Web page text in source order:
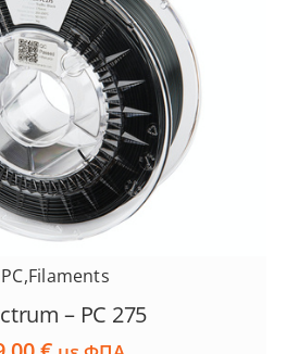
PC,Filaments
– PC 275